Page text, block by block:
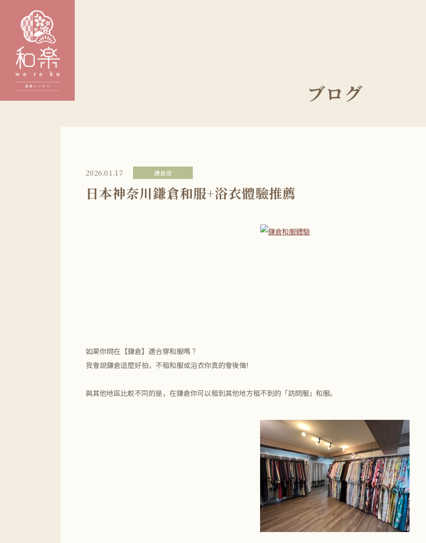
ブログ
2026.01.17 鎌倉店
日本神奈川鎌倉和服+浴衣體驗推薦
如果你問在【鎌倉】適合穿和服嗎？
我會說鎌倉這麼好拍，不租和服或浴衣你真的會後悔!
與其他地區比較不同的是，在鎌倉你可以租到其他地方租不到的「訪問服」和服。